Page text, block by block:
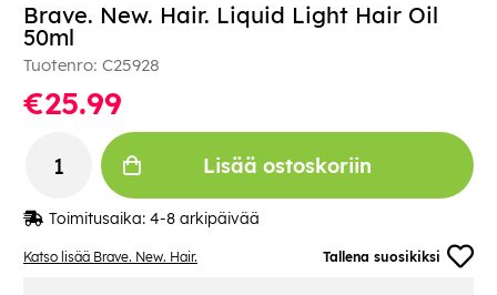
Katso lisää Brave. New. Hair. Tallena suosikiksi
Brave. New. Hair. Liquid Light Hair Oil
50ml
Tuotenro: C25928
€25.99
Lisää ostoskoriin
Toimitusaika: 4-8 arkipäivää